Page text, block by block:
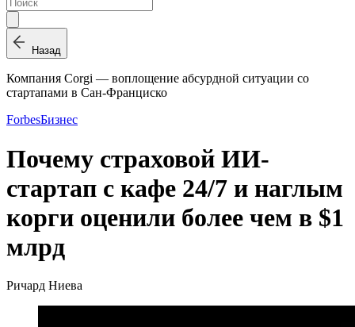
Назад
Компания Corgi — воплощение абсурдной ситуации со
стартапами в Сан-Франциско
ForbesБизнес
Почему страховой ИИ-
стартап с кафе 24/7 и наглым
корги оценили более чем в $1
млрд
Ричард Ниева